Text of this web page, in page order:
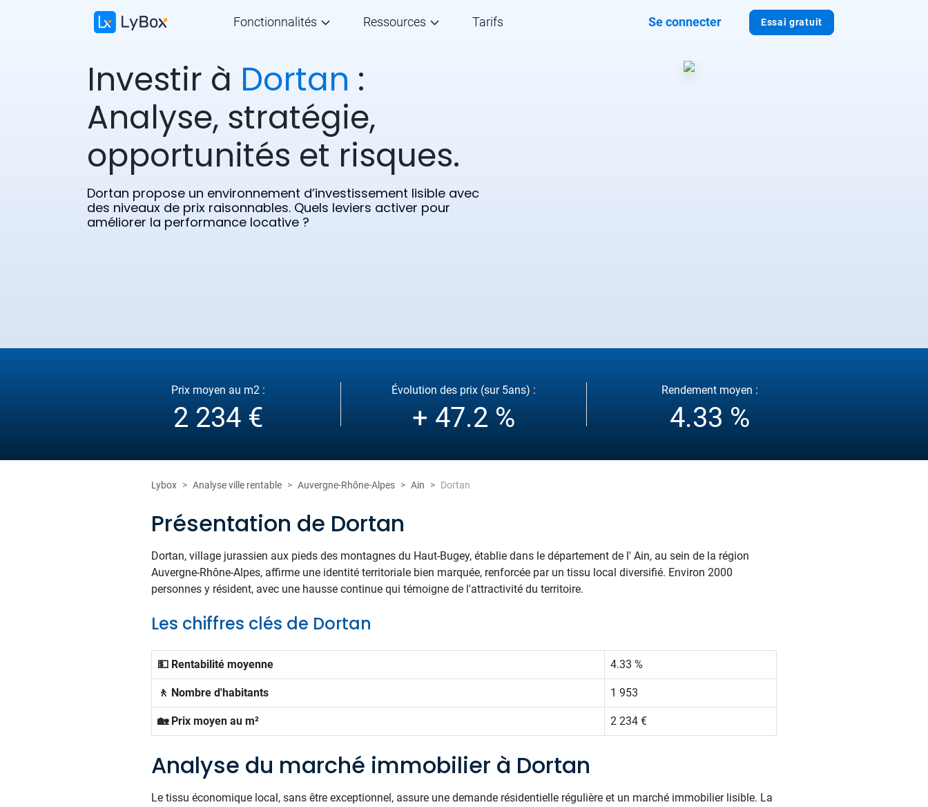
Essai gratuit
Fonctionnalités Ressources Tarifs Se connecter
Investir à Dortan :
Analyse, stratégie,
opportunités et risques.
Dortan propose un environnement d’investissement lisible avec
des niveaux de prix raisonnables. Quels leviers activer pour
améliorer la performance locative ?
Prix moyen au m2 :
2 234 €
Évolution des prix (sur 5ans) :
+ 47.2 %
Rendement moyen :
4.33 %
Lybox Analyse ville rentable Auvergne-Rhône-Alpes Ain Dortan
Présentation de Dortan
Dortan, village jurassien aux pieds des montagnes du Haut-Bugey, établie dans le département de l' Ain, au sein de la région
Auvergne-Rhône-Alpes, affirme une identité territoriale bien marquée, renforcée par un tissu local diversifié. Environ 2000
personnes y résident, avec une hausse continue qui témoigne de l'attractivité du territoire.
Les chiffres clés de Dortan
💵 Rentabilité moyenne 4.33 %
🚶 Nombre d'habitants 1 953
🏡 Prix moyen au m² 2 234 €
Analyse du marché immobilier à Dortan
Le tissu économique local, sans être exceptionnel, assure une demande résidentielle régulière et un marché immobilier lisible. La